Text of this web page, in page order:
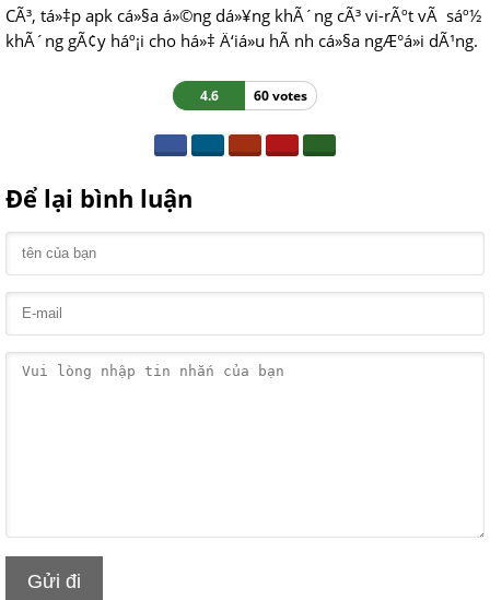
CÃ³, tá»‡p apk cá»§a á»©ng dá»¥ng khÃ´ng cÃ³ vi-rÃºt vÃ sáº½
khÃ´ng gÃ¢y háº¡i cho há»‡ Ä‘iá»u hÃ nh cá»§a ngÆ°á»i dÃ¹ng.
4.6 60 votes
Để lại bình luận
Gửi đi